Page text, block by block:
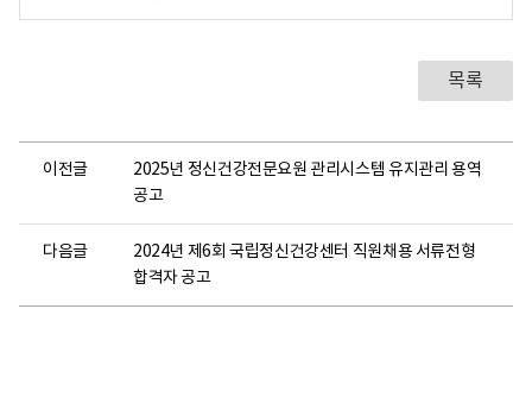
목록
이전글
2025년 정신건강전문요원 관리시스템 유지관리 용역
공고
다음글
2024년 제6회 국립정신건강센터 직원채용 서류전형
합격자 공고